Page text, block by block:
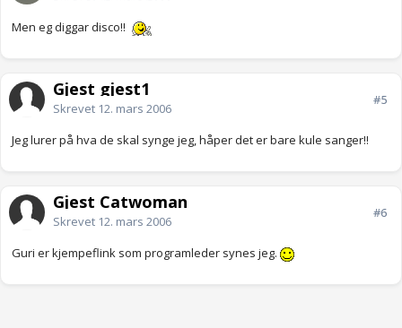
Men eg diggar disco!!
Gjest gjest1
Skrevet 12. mars 2006
#5
Jeg lurer på hva de skal synge jeg, håper det er bare kule sanger!!
Gjest Catwoman
Skrevet 12. mars 2006
#6
Guri er kjempeflink som programleder synes jeg.